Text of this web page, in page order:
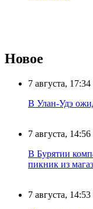
Новое
7 августа, 17:34
В Улан-Удэ
7 августа, 14:56
В Бурятии
пикник из
7 августа, 14:53